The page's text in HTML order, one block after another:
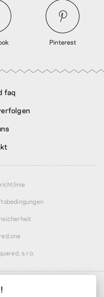
Pinterest
faq
s.r.o.